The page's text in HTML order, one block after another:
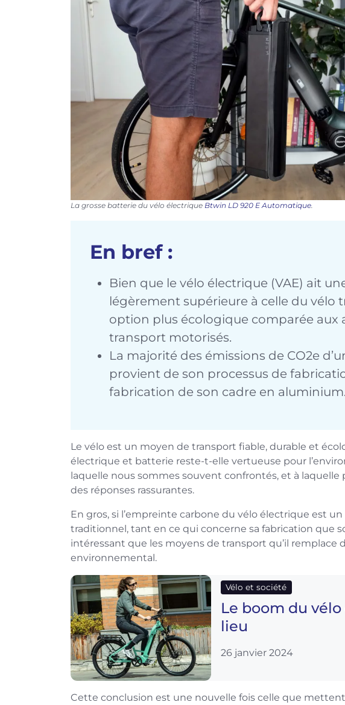
La grosse batterie du vélo électrique Btwin LD 920 E Automatique.
En bref :
Bien que le vélo électrique (VAE) ait
légèrement supérieure à celle du vélo
option plus écologique comparée aux
transport motorisés.
La majorité des émissions de CO2e
provient de son processus de
fabrication de son cadre en aluminium.
Le vélo est un moyen de transport fiable, durable et
électrique et batterie reste-t-elle vertueuse pour
laquelle nous sommes souvent confrontés, et à
des réponses rassurantes.
En gros, si l’empreinte carbone du vélo électrique est
traditionnel, tant en ce qui concerne sa fabrication que
intéressant que les moyens de transport qu’il remplace
environnemental.
Vélo et société
Le boom du
lieu
26 janvier 2024
Cette conclusion est une nouvelle fois celle que mettent